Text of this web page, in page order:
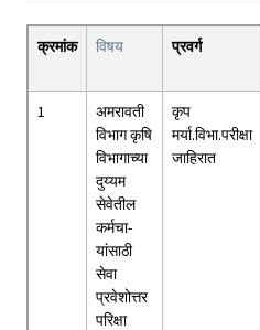
क्रमांक विषय प्रवर्ग
1
अमरावती
विभाग कृषि
विभागाच्या
दुय्यम
सेवेतील
कर्मचा-
यांसाठी
सेवा
प्रवेशोत्तर
परिक्षा
कृप
मर्या.विभा.परीक्षा
जाहिरात